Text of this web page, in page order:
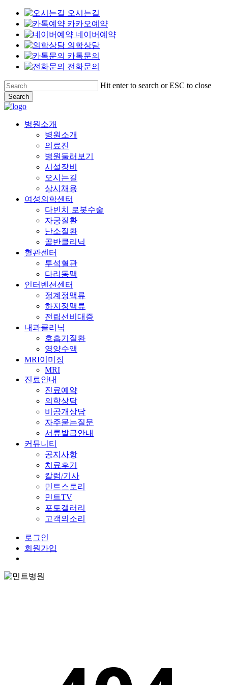
오시는길
카카오예약
네이버예약
의학상담
카톡문의
전화문의
Skip
to
main
content
Hit enter to search or ESC to close
Search
Close
Menu
병원소개
병원소개
의료진
병원둘러보기
시설장비
오시는길
상시채용
여성의학센터
다빈치 로봇수술
자궁질환
난소질환
골반클리닉
혈관센터
투석혈관
다리동맥
인터벤션센터
정계정맥류
하지정맥류
전립선비대증
내과클리닉
호흡기질환
영양수액
MRI이미징
MRI
진료안내
진료예약
의학상담
비공개상담
자주묻는질문
서류발급안내
커뮤니티
공지사항
치료후기
칼럼/기사
민트스토리
민트TV
포토갤러리
고객의소리
로그인
회원가입